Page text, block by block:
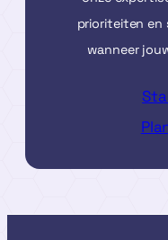
prioriteiten en
wanneer